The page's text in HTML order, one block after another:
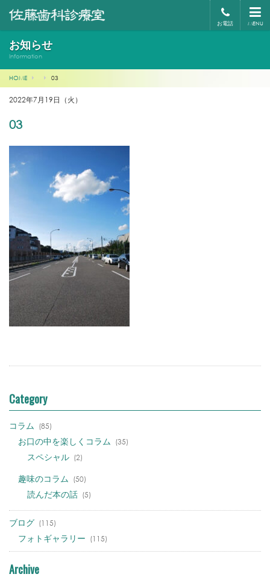
MENU
お電話
お知らせ
Information
HOME 03
2022年7月19日（火）
03
Category
コラム (85)
お口の中を楽しくコラム (35)
スペシャル (2)
趣味のコラム (50)
読んだ本の話 (5)
ブログ (115)
フォトギャラリー (115)
Archive